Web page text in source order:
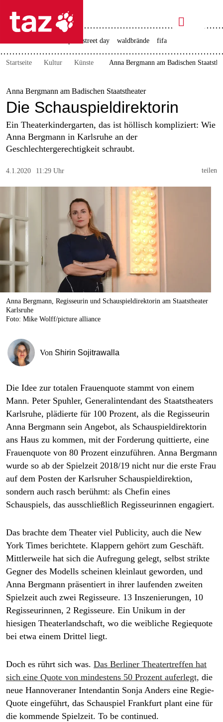
taz zahl ich
taz zahl ich
themen
politik
öko
berlin
nord
wahrheit
verlag
verlag
shop
unterstützen
abo
genossenschaft
epaper login

taz zahl ich
christopher street day waldbrände fifa
Startseite Kultur Künste Anna Bergmann am Badischen
Anna Bergmann am Badischen Staatstheater
Die Schauspieldirektorin
Ein Theaterkindergarten, das ist höllisch kompliziert: Wie
Anna Bergmann in Karlsruhe an der
Geschlechtergerechtigkeit schraubt.
4.1.2020 11:29 Uhr teilen
Anna Bergmann, Regisseurin und Schauspieldirektorin am Staatstheater
Karlsruhe
Foto: Mike Wolff/picture alliance
Von Shirin Sojitrawalla
Die Idee zur totalen Frauenquote stammt von einem
Mann. Peter Spuhler, Generalintendant des Staatstheaters
Karlsruhe, plädierte für 100 Prozent, als die Regisseurin
Anna Bergmann sein Angebot, als Schauspieldirektorin
ans Haus zu kommen, mit der Forderung quittierte, eine
Frauenquote von 80 Prozent einzuführen. Anna Bergmann
wurde so ab der Spielzeit 2018/19 nicht nur die erste Frau
auf dem Posten der Karlsruher Schauspieldirektion,
sondern auch rasch berühmt: als Chefin eines
Schauspiels, das ausschließlich Regisseurinnen engagiert.
Das brachte dem Theater viel Publicity, auch die New
York Times berichtete. Klappern gehört zum Geschäft.
Mittlerweile hat sich die Aufregung gelegt, selbst strikte
Gegner des Modells scheinen kleinlaut geworden, und
Anna Bergmann präsentiert in ihrer laufenden zweiten
Spielzeit auch zwei Regisseure. 13 Inszenierungen, 10
Regisseurinnen, 2 Regisseure. Ein Unikum in der
hiesigen Thea­terlandschaft, wo die weibliche Regiequote
bei etwa einem Drittel liegt.
Doch es rührt sich was. Das Berliner Theatertreffen hat
sich eine Quote von mindestens 50 Prozent auferlegt, die
neue Hannoveraner Intendantin Sonja Anders eine Regie-
Quote eingeführt, das Schauspiel Frankfurt plant eine für
die kommende Spielzeit. To be continued.